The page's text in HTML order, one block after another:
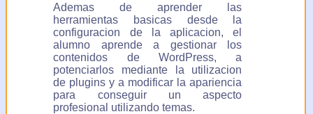
Ademas de aprender las
herramientas basicas desde la
configuracion de la aplicacion, el
alumno aprende a gestionar los
contenidos de WordPress, a
potenciarlos mediante la utilizacion
de plugins y a modificar la apariencia
para conseguir un aspecto
profesional utilizando temas.